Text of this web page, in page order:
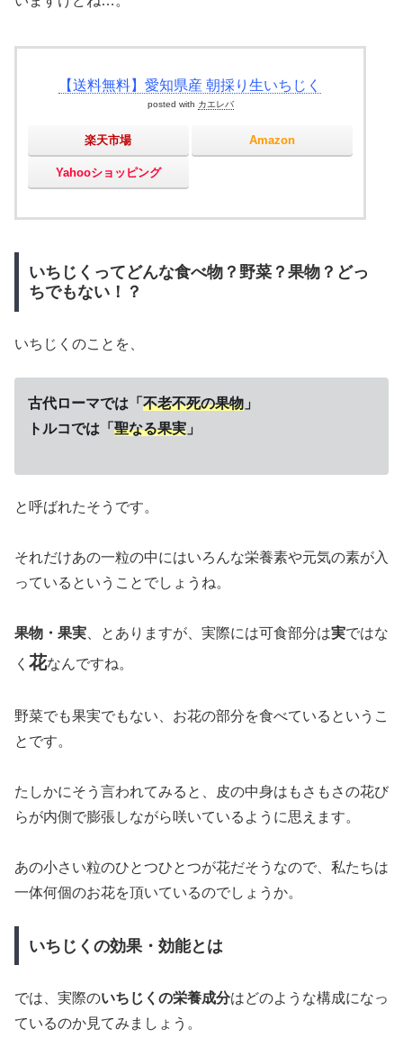
【送料無料】愛知県産 朝採り生いちじく
posted with カエレバ
楽天市場 Amazon
Yahooショッピング
いちじくってどんな食べ物？野菜？果物？どっ
ちでもない！？
いちじくのことを、
古代ローマでは「 不老不死の果物 」
トルコでは「 聖なる果実 」
と呼ばれたそうです。
それだけあの一粒の中にはいろんな栄養素や元気の素が入
っているということでしょうね。
果物・果実、とありますが、実際には可食部分は実ではな
く 花なんですね。
野菜でも果実でもない、お花の部分を食べているというこ
とです。
たしかにそう言われてみると、皮の中身はもさもさの花び
らが内側で膨張しながら咲いているように思えます。
あの小さい粒のひとつひとつが花だそうなので、私たちは
一体何個のお花を頂いているのでしょうか。
いちじくの効果・効能とは
では、実際のいちじくの栄養成分はどのような構成になっ
ているのか見てみましょう。